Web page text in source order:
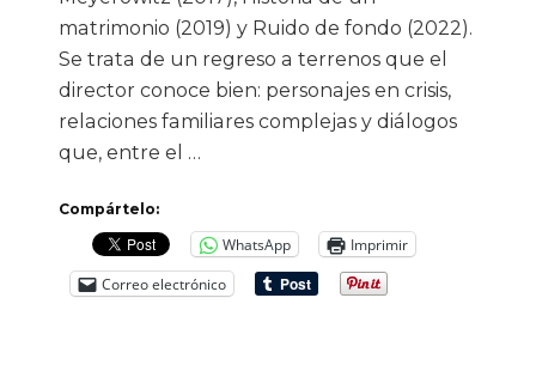
matrimonio (2019) y Ruido de fondo (2022).
Se trata de un regreso a terrenos que el
director conoce bien: personajes en crisis,
relaciones familiares complejas y diálogos
que, entre el …
Compártelo:
WhatsApp
Imprimir
Correo electrónico